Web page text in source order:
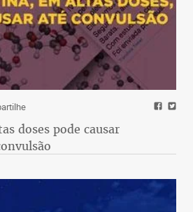
doses pode causar